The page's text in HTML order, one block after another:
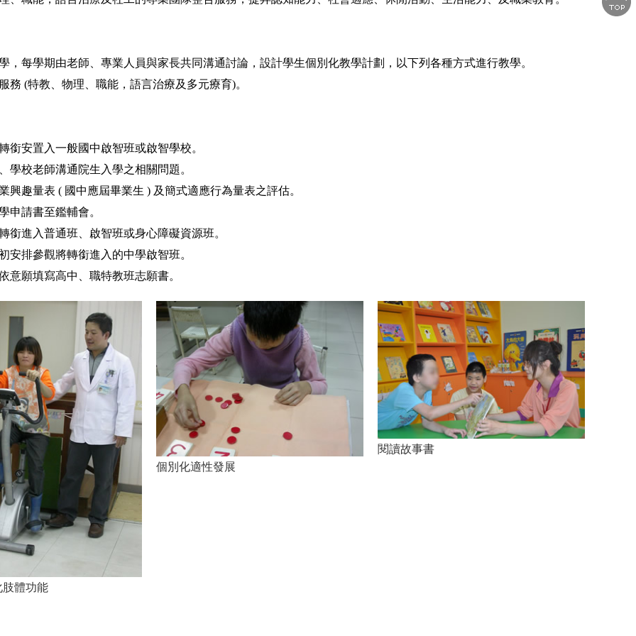
，每學期由老師、專業人員與家長共同溝通討論，設計學生個別化教學計劃，以下列各種方式進行教學。
務 (特教、物理、職能，語言治療及多元療育)。
銜安置入一般國中啟智班或啟智學校。
學校老師溝通院生入學之相關問題。
興趣量表 ( 國中應屆畢業生 ) 及簡式適應行為量表之評估。
申請書至鑑輔會。
銜進入普通班、啟智班或身心障礙資源班。
安排參觀將轉銜進入的中學啟智班。
意願填寫高中、職特教班志願書。
體功能
個別化適性發展
閱讀故事書